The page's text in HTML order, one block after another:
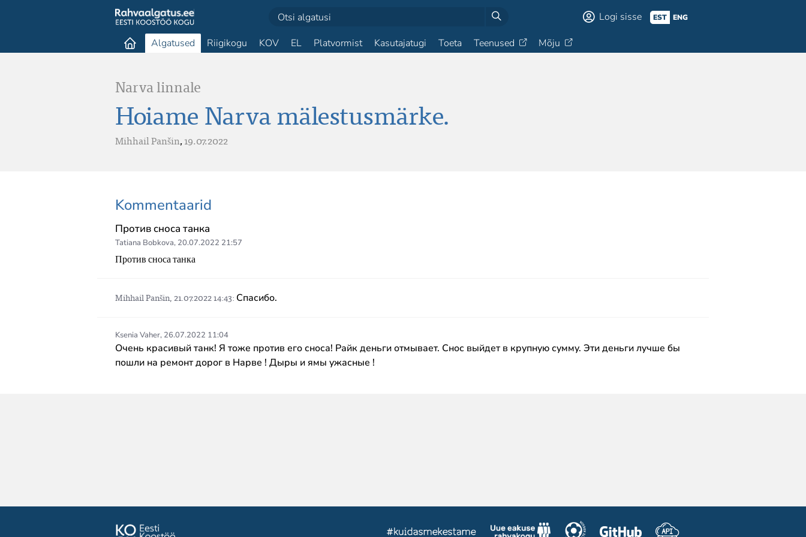
Logi sisse EST ENG
Algatused Riigikogu KOV EL Platvormist Kasutajatugi Toeta Teenused Mõju
Narva linnale
Hoiame Narva mälestusmärke.
Mihhail Panšin,19.07.2022
Kommentaarid
Против сноса танка
Tatiana Bobkova, 20.07.2022 21:57
Против сноса танка
Mihhail Panšin, 21.07.2022 14:43 Спасибо.
Ksenia Vaher, 26.07.2022 11:04
Очень красивый танк! Я тоже против его сноса! Райк деньги отмывает. Снос выйдет в крупную сумму. Эти деньги лучше бы
пошли на ремонт дорог в Нарве ! Дыры и ямы ужасные !